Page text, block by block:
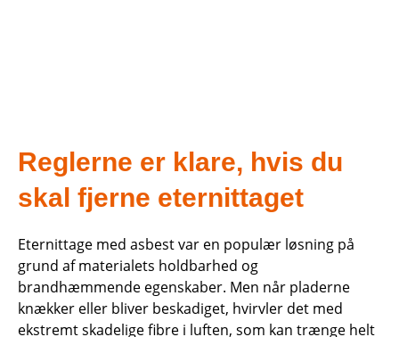
Reglerne er klare, hvis du
skal fjerne eternittaget
Eternittage med asbest var en populær løsning på
grund af materialets holdbarhed og
brandhæmmende egenskaber. Men når pladerne
knækker eller bliver beskadiget, hvirvler det med
ekstremt skadelige fibre i luften, som kan trænge helt